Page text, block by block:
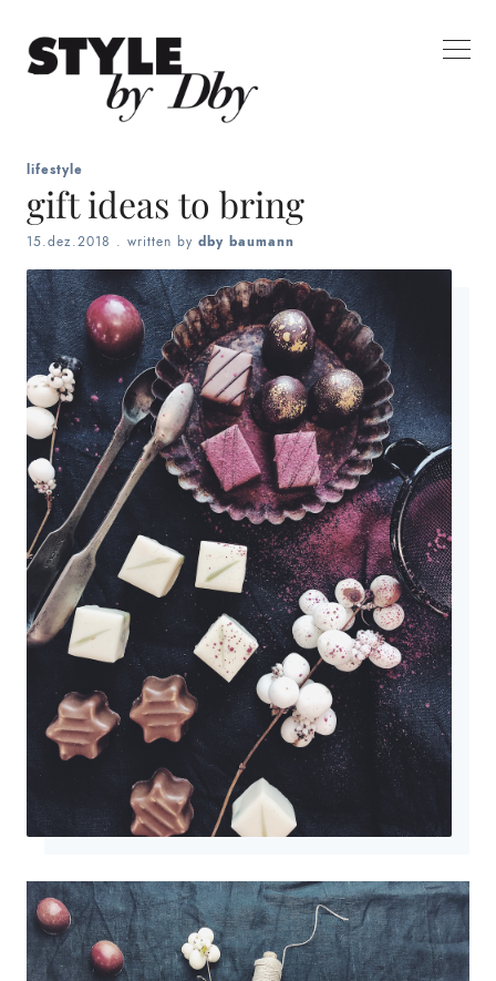
lifestyle
gift ideas to bring
15.dez.2018 . written by dby baumann